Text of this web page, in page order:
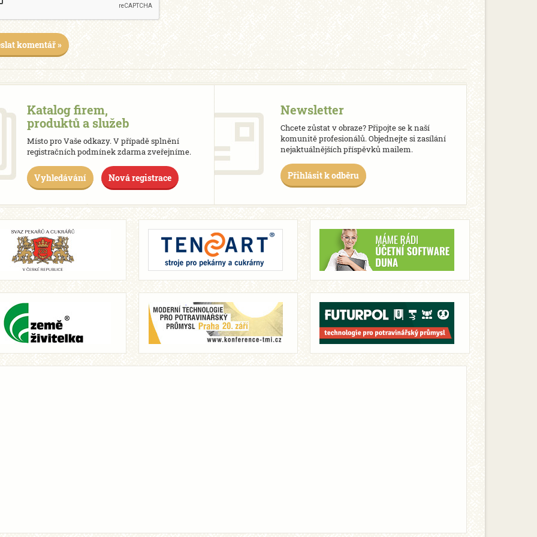
komentář »
Katalog firem,
produktů a služeb
Místo pro Vaše odkazy. V případě splnění
registračních podmínek zdarma zveřejníme.
Vyhledávání Nová registrace
Newsletter
Chcete zůstat v obraze? Připojte se k naší
komunitě profesionálů. Objednejte si zasílání
nejaktuálnějších příspěvků mailem.
Přihlásit k odběru